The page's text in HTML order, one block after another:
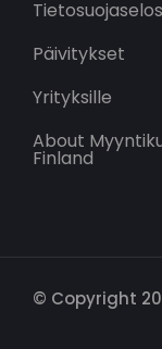
Päivitykset
Yrityksille
About
Finland
© Copyright